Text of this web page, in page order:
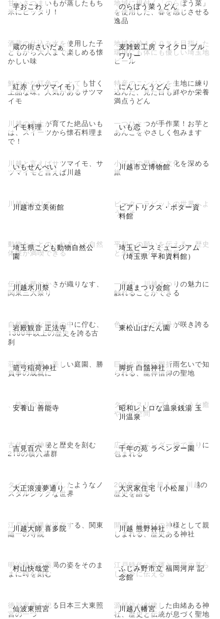
芋おこわ
甘いさつまいもが蒸したもち
米にピッタリ！
のらぼう菜うどん
地域に根付く「のらぼう菜」
を使用した、春を感じさせる
逸品
蔵の街さいだぁ
酒蔵の仕込み水を使用した子
どもから大人まで楽しめる懐
かしい味
麦雑穀工房 マイクロ ブル
ワリー
地域自給１００％を目指した
環境にも体にも優しい埼玉地
ビール
紅赤（サツマイモ）
鮮やかな紅色で、とても甘く
上品な味。人気があるサツマ
イモ
にんじんうどん
特産のニンジンを生地に練り
込んだ、見た目も鮮やか栄養
満点うどん
イモ料理
川越の赤土が育てた絶品いも
は、スイーツから懐石料理ま
で！
いも恋
一つひとつが手作業！お芋と
あんこをやさしく包みます
いもせんべい
川越と言えばサツマイモ、サ
ツマイモと言えば川越
川越市立博物館
小江戸の歴史と文化を深める
旅
川越市立美術館
川越ゆかりの
ビアトリクス・ポター資
料館
ピーターラビットの世界へよ
うこそ
埼玉県こども動物自然公
園
動物たちとのふれあいと自然
体験が満喫できる
埼玉ピースミュージアム
（埼玉県 平和資料館）
平和への願いを伝える、歴史
と未来をつなぐ場所
川越氷川祭
伝統と華やかさが織りなす、
関東三大祭り
川越まつり会館
一年中、川越まつりの魅力に
触れることができる
岩殿観音 正法寺
自然豊かな環境の中に佇む、
1300年以上の歴史を誇る古
刹
東松山ぼたん園
色とりどりの牡丹が咲き誇る
箭弓稲荷神社
荘厳な社殿、美しい庭園、勝
負事の成就に
脚折 白鬚神社
巨大な龍蛇の脚折雨乞いで知
られる、龍神信仰の聖地
安養山 善能寺
、静寂の空間
昭和レトロな温泉銭湯 玉
川温泉
タイムスリップしたような癒
やしの空間
吉見百穴
古代人の神秘と歴史を刻む
219の横穴墓群
千年の苑 ラベンダー園
広大なラベンダー畑で香りに
包まれる
大正浪漫夢通り
タイムスリップしたようなノ
スタルジックな世界
大沢家住宅（小松屋）
200年の時を超えて、川越の
歴史を語る
川越大師 喜多院
江戸城遺構が現存する、関東
随一の寺院
川越 熊野神社
開運・縁結びの神様として親
しまれる、歴史ある神社
村山快哉堂
明治時代の薬局の姿をそのま
まに時を刻む
ふじみ野市立 福岡河岸 記
念館
江戸時代の舟運と問屋の暮ら
しを今に伝える
仙波東照宮
徳川家康を祀る日本三大東照
宮の一つ
川越八幡宮
源頼信が創建した由緒ある神
社、歴史と伝統が息づく聖地